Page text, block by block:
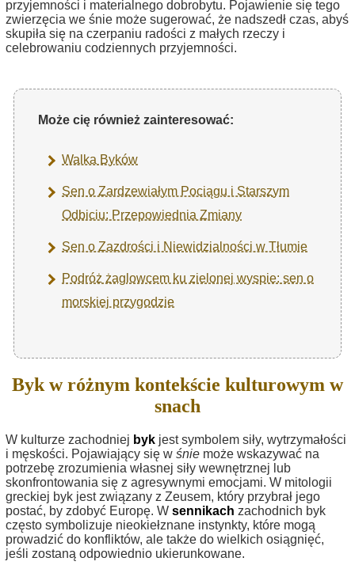
przyjemności i materialnego dobrobytu. Pojawienie się tego
zwierzęcia we śnie może sugerować, że nadszedł czas, abyś
skupiła się na czerpaniu radości z małych rzeczy i
celebrowaniu codziennych przyjemności.
Może cię również zainteresować:
Walka Byków
Sen o Zardzewiałym Pociągu i Starszym
Odbiciu: Przepowiednia Zmiany
Sen o Zazdrości i Niewidzialności w Tłumie
Podróż żaglowcem ku zielonej wyspie: sen o
morskiej przygodzie
Byk w różnym kontekście kulturowym w
snach
W kulturze zachodniej byk jest symbolem siły, wytrzymałości
i męskości. Pojawiający się w śnie może wskazywać na
potrzebę zrozumienia własnej siły wewnętrznej lub
skonfrontowania się z agresywnymi emocjami. W mitologii
greckiej byk jest związany z Zeusem, który przybrał jego
postać, by zdobyć Europę. W sennikach zachodnich byk
często symbolizuje nieokiełznane instynkty, które mogą
prowadzić do konfliktów, ale także do wielkich osiągnięć,
jeśli zostaną odpowiednio ukierunkowane.